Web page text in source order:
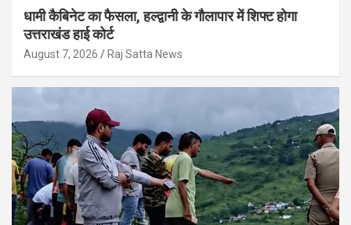
धामी कैबिनेट का फैसला, हल्द्वानी के गौलापार में शिफ्ट होगा
उत्तराखंड हाई कोर्ट
August 7, 2026 Raj Satta News